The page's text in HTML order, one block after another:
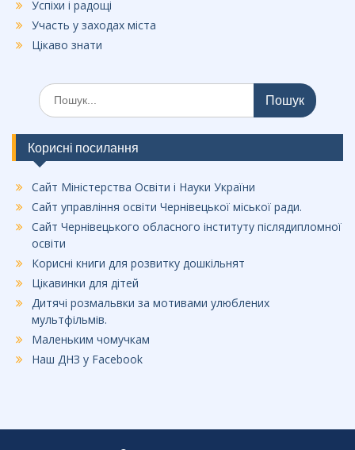
Успіхи і радощі
Участь у заходах міста
Цікаво знати
Шукати:
Корисні посилання
Сайт Міністерства Освіти і Науки України
Сайт управління освіти Чернівецької міської ради.
Сайт Чернівецького обласного інституту післядипломної
освіти
Корисні книги для розвитку дошкільнят
Цікавинки для дітей
Дитячі розмальвки за мотивами улюблених
мультфільмів.
Маленьким чомучкам
Наш ДНЗ у Facebook